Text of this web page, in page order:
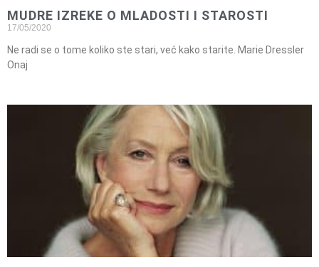
MUDRE IZREKE O MLADOSTI I STAROSTI
17/05/2020
Ne radi se o tome koliko ste stari, već kako starite. Marie Dressler
Onaj